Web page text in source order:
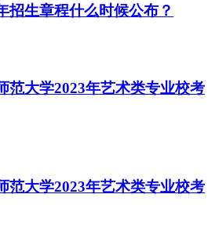
招生章程什么时候公布？
范大学2023年艺术类专业校考
范大学2023年艺术类专业校考